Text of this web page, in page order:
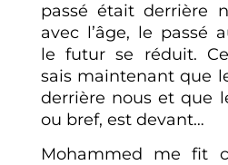
passé était derrière
avec l’âge, le passé
le futur se réduit.
sais maintenant que
derrière nous et que
ou bref, est devant…
Mohammed me fit